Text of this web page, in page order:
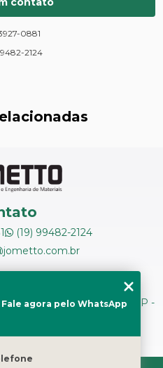
DE RADIAÇÃO
0881
2124
(19) 99482-2124
1665 - Centro Piracicaba - SP -
126
8h ás 18h
Fale agora pelo WhatsApp